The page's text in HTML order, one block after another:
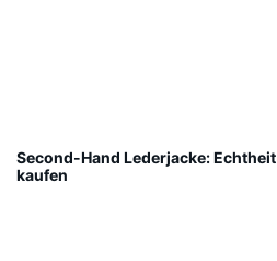
Second-Hand Lederjacke:
kaufen